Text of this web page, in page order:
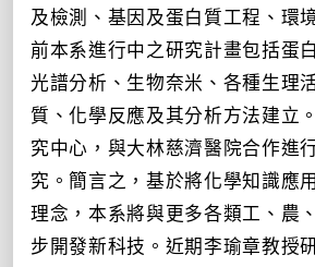
及檢測、基因及蛋白質工程、環
前本系進行中之研究計畫包括蛋
光譜分析、生物奈米、各種生理
質、化學反應及其分析方法建立
究中心，與大林慈濟醫院合作進
究。簡言之，基於將化學知識應
理念，本系將與更多各類工、農
步開發新科技。近期李瑜章教授